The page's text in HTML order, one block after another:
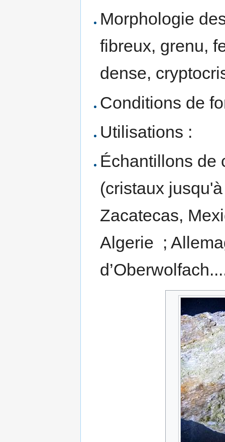
Morphologie
fibreux, grenu,
dense,
Conditions de
Utilisations :
Échantillons de
(cristaux
Zacatecas,
Algerie ;